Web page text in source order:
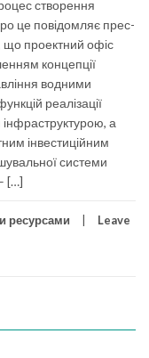
створення
це повідомляє прес-
проектний офіс
концепції
водними
реалізації
інфраструктурою, а
інвестиційним
системи
[…]
ресурсами Leave